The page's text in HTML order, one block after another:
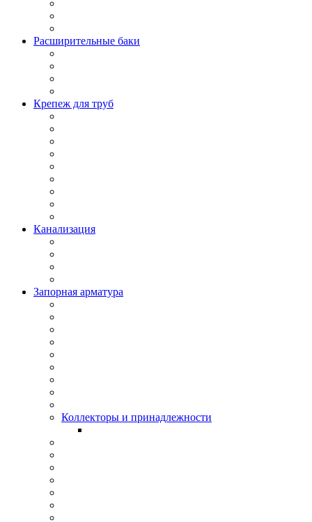
Расширительные баки
Крепеж для труб
Канализация
Запорная арматура
Коллекторы и принадлежности